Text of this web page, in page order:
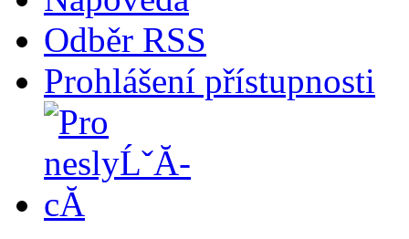
Odběr RSS
Prohlášení přístupnosti